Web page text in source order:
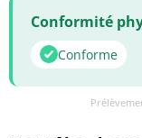
Conformité
Conforme